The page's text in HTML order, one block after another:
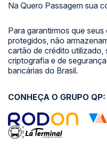
Na Quero Passagem sua
Para garantirmos que
protegidos, não
cartão de crédito
criptografia e de
bancárias do Brasil.
CONHEÇA O GRUPO QP: